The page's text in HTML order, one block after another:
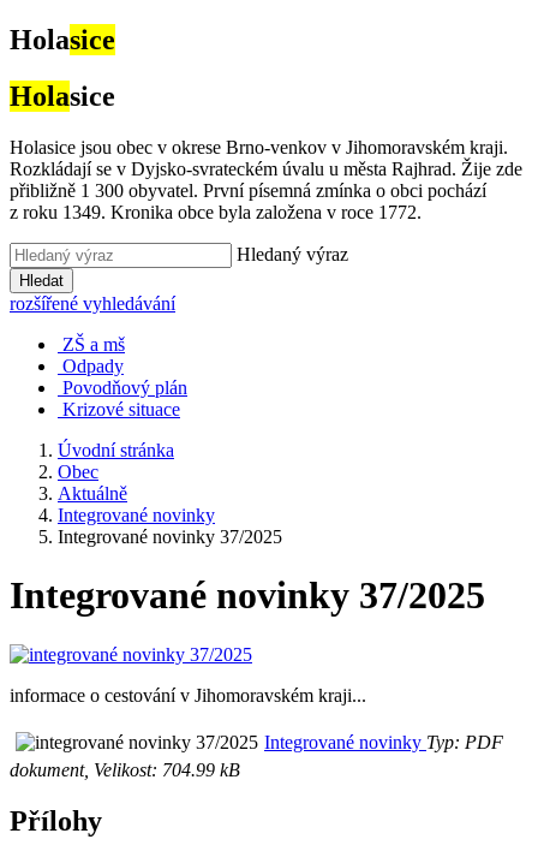
Holasice
Holasice
Holasice jsou obec v okrese Brno-venkov v Jihomoravském kraji.
Rozkládají se v Dyjsko-svrateckém úvalu u města Rajhrad. Žije zde
přibližně 1 300 obyvatel. První písemná zmínka o obci pochází
z roku 1349. Kronika obce byla založena v roce 1772.
Hledaný výraz
Hledat
rozšířené vyhledávání
ZŠ a mš
Odpady
Povodňový plán
Krizové situace
Úvodní stránka
Obec
Aktuálně
Integrované novinky
Integrované novinky 37/2025
Integrované novinky 37/2025
informace o cestování v Jihomoravském kraji...
Integrované novinky Typ: PDF
dokument, Velikost: 704.99 kB
Přílohy